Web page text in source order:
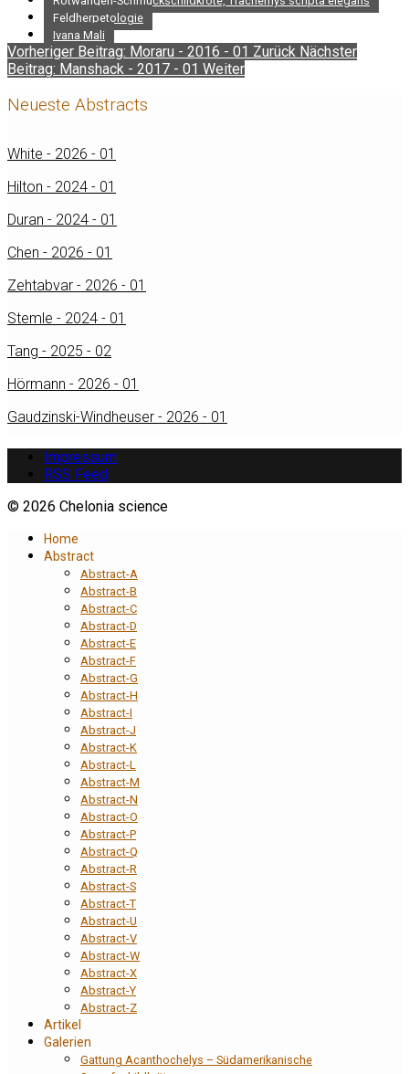
Feldherpetologie
Ivana Mali
Vorheriger Beitrag: Moraru - 2016 - 01 Zurück Nächster
Beitrag: Manshack - 2017 - 01 Weiter
Neueste Abstracts
White - 2026 - 01
Hilton - 2024 - 01
Duran - 2024 - 01
Chen - 2026 - 01
Zehtabvar - 2026 - 01
Stemle - 2024 - 01
Tang - 2025 - 02
Hörmann - 2026 - 01
Gaudzinski-Windheuser - 2026 - 01
Impressum
RSS Feed
© 2026 Chelonia science
Home
Abstract
Abstract-A
Abstract-B
Abstract-C
Abstract-D
Abstract-E
Abstract-F
Abstract-G
Abstract-H
Abstract-I
Abstract-J
Abstract-K
Abstract-L
Abstract-M
Abstract-N
Abstract-O
Abstract-P
Abstract-Q
Abstract-R
Abstract-S
Abstract-T
Abstract-U
Abstract-V
Abstract-W
Abstract-X
Abstract-Y
Abstract-Z
Artikel
Galerien
Gattung Acanthochelys – Südamerikanische